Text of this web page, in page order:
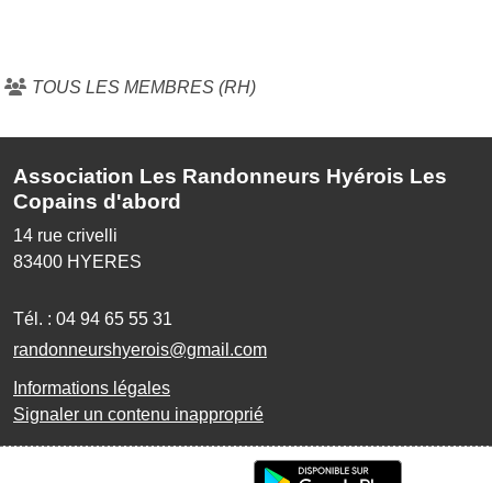
TOUS LES MEMBRES (RH)
Association Les Randonneurs Hyérois Les
Copains d'abord
14 rue crivelli
83400 HYERES
Tél. : 04 94 65 55 31
randonneurshyerois@gmail.com
Informations légales
Signaler un contenu inapproprié